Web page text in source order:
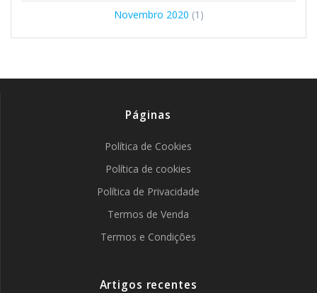
Novembro 2020 (1)
Páginas
Política de Cookies
Política de cookies
Política de Privacidade
Termos de Venda
Termos e Condições
Artigos recentes